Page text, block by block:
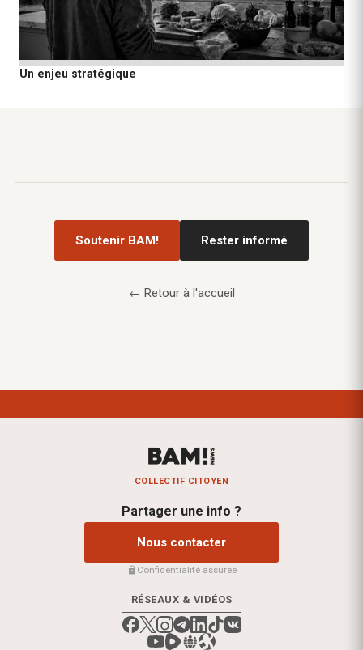
Un enjeu stratégique
Soutenir BAM! Rester informé
← Retour à l'accueil
COLLECTIF CITOYEN
Partager une info ?
Nous contacter
Confidentialité assurée
RÉSEAUX & VIDÉOS